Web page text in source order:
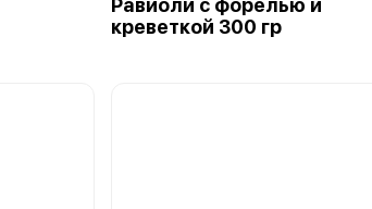
Равиоли с форелью и
креветкой 300 гр